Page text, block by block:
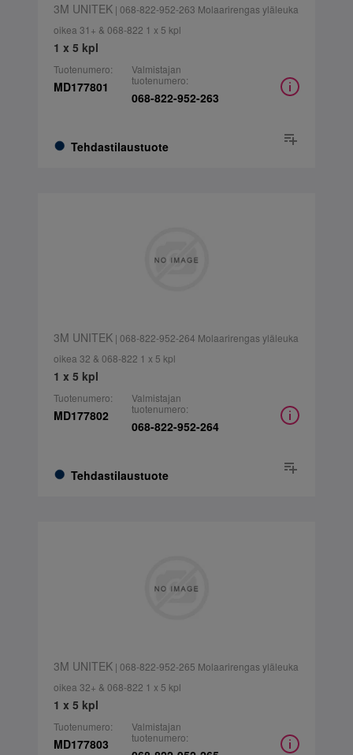
3M UNITEK| 068-822-952-263 Molaarirengas yläleuka
oikea 31+ & 068-822 1 x 5 kpl
1 x 5 kpl
Tuotenumero:
MD177801
Tehdastilaustuote
Valmistajan
tuotenumero:
068-822-952-263
3M UNITEK| 068-822-952-264 Molaarirengas yläleuka
oikea 32 & 068-822 1 x 5 kpl
1 x 5 kpl
Tuotenumero:
MD177802
Tehdastilaustuote
Valmistajan
tuotenumero:
068-822-952-264
3M UNITEK| 068-822-952-265 Molaarirengas yläleuka
oikea 32+ & 068-822 1 x 5 kpl
1 x 5 kpl
Tuotenumero:
MD177803
Valmistajan
tuotenumero: